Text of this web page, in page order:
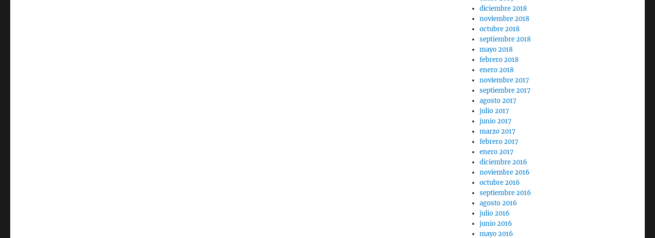
diciembre 2018
noviembre 2018
octubre 2018
septiembre 2018
mayo 2018
febrero 2018
enero 2018
noviembre 2017
septiembre 2017
agosto 2017
julio 2017
junio 2017
marzo 2017
febrero 2017
enero 2017
diciembre 2016
noviembre 2016
octubre 2016
septiembre 2016
agosto 2016
julio 2016
junio 2016
mayo 2016